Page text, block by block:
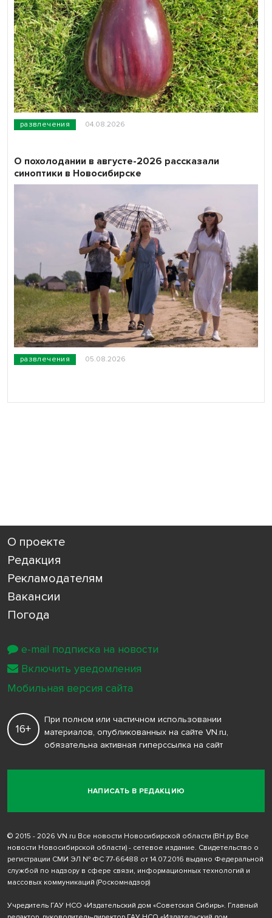
развлечения 04.08.2026
развлечения 05.08.2026
О похолодании в августе-2026 рассказали
синоптики в Новосибирске
О проекте
Редакция
Рекламодателям
Вакансии
Погода
НАПИСАТЬ В РЕДАКЦИЮ
16+
При полном или частичном использовании
материалов, опубликованных на сайте VN.ru,
обязательна активная гиперссылка на сайт
© 2015 - 2026 VN.ru Все новости Новосибирской области (ВН.ру Все
новости Новосибирской области) - сетевое издание. Свидетельство о
регистрации СМИ ЭЛ № ФС 77-66488 от 14.07.2016 выдано Федеральной
службой по надзору в сфере связи, информационных технологий и
массовых коммуникаций (Роскомнадзор)
Учредитель ГАУ НСО «Издательский дом «Советская Сибирь». Главный
e-mail подписка на новости
Включить уведомления
Мобильная версия сайта